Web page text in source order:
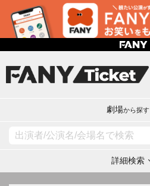
劇場から探す
詳細検索